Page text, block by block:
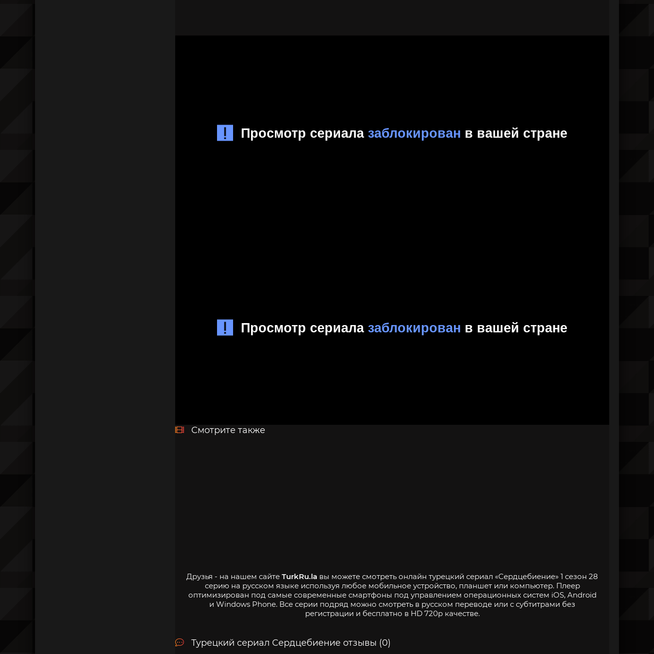
Смотрите также
Друзья - на нашем сайте TurkRu.la вы можете смотреть онлайн турецкий сериал «Сердцебиение» 1 сезон 28
серию на русском языке используя любое мобильное устройство, планшет или компьютер. Плеер
оптимизирован под самые современные смартфоны под управлением операционных систем iOS, Android
и Windows Phone. Все серии подряд можно смотреть в русском переводе или с субтитрами без
регистрации и бесплатно в HD 720p качестве.
Турецкий сериал Сердцебиение отзывы (0)